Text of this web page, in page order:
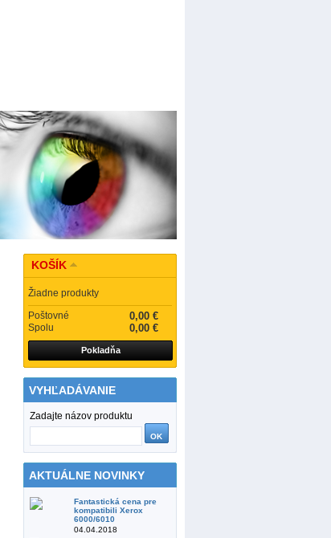
KOŠÍK
Žiadne produkty
Poštovné
0,00 €
Spolu 0,00 €
Pokladňa
VYHĽADÁVANIE
Zadajte názov produktu
AKTUÁLNE NOVINKY
Fantastická cena pre
kompatibili Xerox
6000/6010
04.04.2018